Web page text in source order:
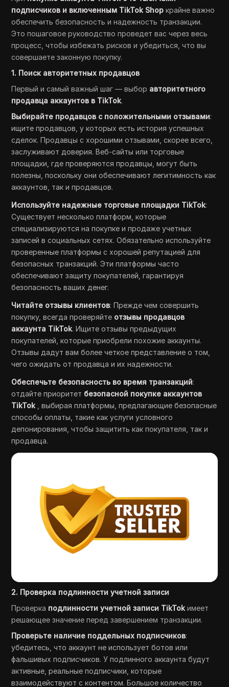
подписчиков и включенным TikTok Shop крайне важно
обеспечить безопасность и надежность транзакции.
Это пошаговое руководство проведет вас через весь
процесс, чтобы избежать рисков и убедиться, что вы
совершаете законную покупку.
1. Поиск авторитетных продавцов
Первый и самый важный шаг — выбор авторитетного
продавца аккаунтов в TikTok.
Выбирайте продавцов с положительными отзывами:
ищите продавцов, у которых есть история успешных
сделок. Продавцы с хорошими отзывами, скорее всего,
заслуживают доверия. Веб-сайты или торговые
площадки, где проверяются продавцы, могут быть
полезны, поскольку они обеспечивают легитимность как
аккаунтов, так и продавцов.
Используйте надежные торговые площадки TikTok:
Существует несколько платформ, которые
специализируются на покупке и продаже учетных
записей в социальных сетях. Обязательно используйте
проверенные платформы с хорошей репутацией для
безопасных транзакций. Эти платформы часто
обеспечивают защиту покупателей, гарантируя
безопасность ваших денег.
Читайте отзывы клиентов: Прежде чем совершить
покупку, всегда проверяйте отзывы продавцов
аккаунта TikTok. Ищите отзывы предыдущих
покупателей, которые приобрели похожие аккаунты.
Отзывы дадут вам более четкое представление о том,
чего ожидать от продавца и их надежности.
Обеспечьте безопасность во время транзакций:
отдайте приоритет безопасной покупке аккаунтов
TikTok , выбирая платформы, предлагающие безопасные
способы оплаты, такие как услуги условного
депонирования, чтобы защитить как покупателя, так и
продавца.
2. Проверка подлинности учетной записи
Проверка подлинности учетной записи TikTok имеет
решающее значение перед завершением транзакции.
Проверьте наличие поддельных подписчиков:
убедитесь, что аккаунт не использует ботов или
фальшивых подписчиков. У подлинного аккаунта будут
активные, реальные подписчики, которые
взаимодействуют с контентом. Большое количество